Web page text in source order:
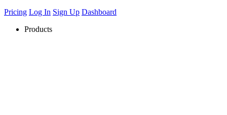
Pricing Log In Sign Up Dashboard
Products